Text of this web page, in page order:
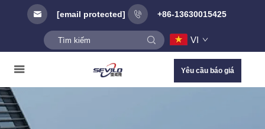
[email protected] +86-13630015425
VI
Yêu cầu báo giá